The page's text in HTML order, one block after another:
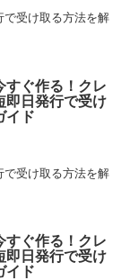
で受け取る方法を解
すぐ作る！クレ
即日発行で受け
イド
で受け取る方法を解
すぐ作る！クレ
即日発行で受け
イド